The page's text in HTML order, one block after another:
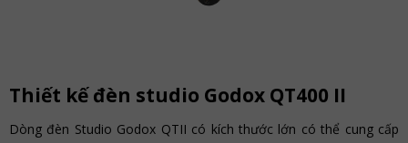
Thiết kế đèn studio Godox QT400 II
Dòng đèn Studio Godox QTII có kích thước lớn có thể cung cấp